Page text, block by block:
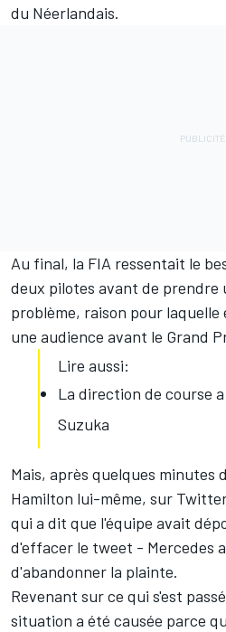
du Néerlandais.
Au final, la FIA ressentait le
deux pilotes avant de prendre
problème, raison pour
une audience avant le Grand
Lire aussi:
La direction de course
Suzuka
Mais, après quelques minutes
Hamilton lui-même, sur
qui a dit que l'équipe avait
d'effacer le tweet - Mercedes
d'abandonner la plainte.
Revenant sur ce qui s'est
situation a été causée parce